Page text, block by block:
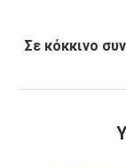
Σε κόκκινο